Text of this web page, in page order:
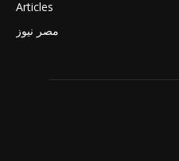
Articles
مصر نيوز